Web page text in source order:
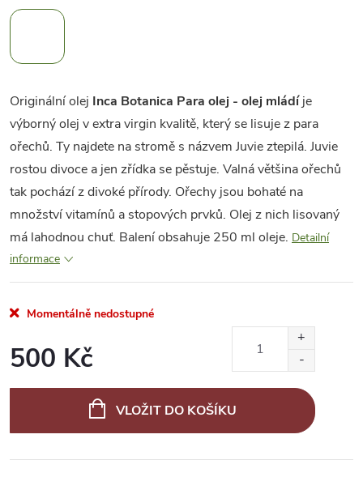
Originální olej Inca Botanica Para olej - olej mládíje
výborný olej v extra virgin kvalitě, který se lisuje z para
ořechů. Ty najdete na stromě s názvem Juvie ztepilá. Juvie
rostou divoce a jen zřídka se pěstuje. Valná většina ořechů
tak pochází z divoké přírody. Ořechy jsou bohaté na
množství vitamínů a stopových prvků. Olej z nich lisovaný
má lahodnou chuť. Balení obsahuje 250 ml oleje. Detailní
informace
Momentálně nedostupné
500 Kč
VLOŽIT DO KOŠÍKU